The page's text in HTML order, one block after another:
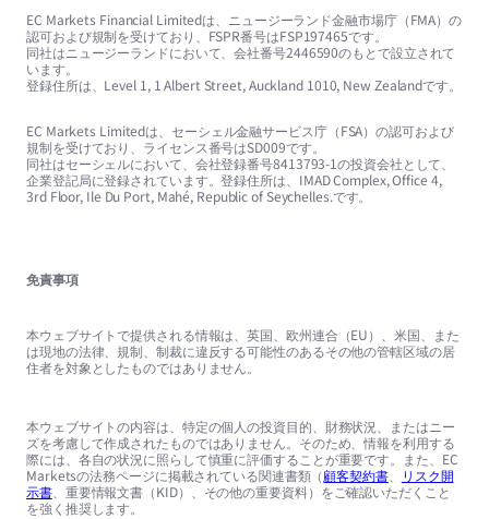
EC Markets Financial Limitedは、ニュージーランド金融市場庁（FMA）の
認可および規制を受けており、FSPR番号はFSP197465です。
同社はニュージーランドにおいて、会社番号2446590のもとで設立されて
います。
登録住所は、Level 1, 1 Albert Street, Auckland 1010, New Zealandです。
EC Markets Limitedは、セーシェル金融サービス庁（FSA）の認可および
規制を受けており、ライセンス番号はSD009です。
同社はセーシェルにおいて、会社登録番号8413793-1の投資会社として、
企業登記局に登録されています。登録住所は、IMAD Complex, Office 4,
3rd Floor, Ile Du Port, Mahé, Republic of Seychelles.です。
免責事項
本ウェブサイトで提供される情報は、英国、欧州連合（EU）、米国、また
は現地の法律、規制、制裁に違反する可能性のあるその他の管轄区域の居
住者を対象としたものではありません。
本ウェブサイトの内容は、特定の個人の投資目的、財務状況、またはニー
ズを考慮して作成されたものではありません。そのため、情報を利用する
際には、各自の状況に照らして慎重に評価することが重要です。また、EC
Marketsの法務ページに掲載されている関連書類（顧客契約書、
リスク開
示書、重要情報文書（KID）、その他の重要資料）をご確認いただくこと
を強く推奨します。